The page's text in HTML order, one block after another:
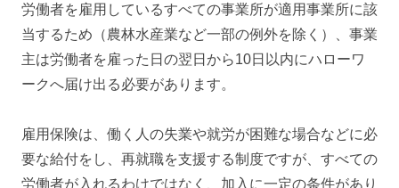
労働者を雇用しているすべての事業所が適用事業所に該
当するため（農林水産業など一部の例外を除く）、事業
主は労働者を雇った日の翌日から10日以内にハローワ
ークへ届け出る必要があります。
雇用保険は、働く人の失業や就労が困難な場合などに必
要な給付をし、再就職を支援する制度ですが、すべての
労働者が入れるわけではなく、加入に一定の条件があり